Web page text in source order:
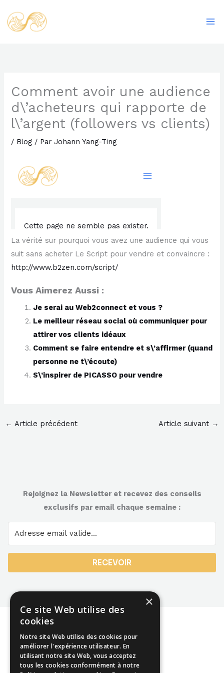
au
contenu
Comment avoir une audience
d\’acheteurs qui rapporte de
l\’argent (followers vs clients)
/ Blog / ParJohann Yang-Ting
La vérité sur pourquoi vous avez une audience qui vous
suit sans acheter Le Script pour vendre et convaincre :
http://www.b2zen.com/script/
Vous Aimerez Aussi :
Je serai au Web2connect et vous ?
Le meilleur réseau social où communiquer pour
attirer vos clients idéaux
Comment se faire entendre et s\’affirmer (quand
personne ne t\’écoute)
S\’inspirer de PICASSO pour vendre
← Article précédent Article suivant →
Rejoignez la Newsletter et recevez des conseils
exclusifs par email chaque semaine :
RECEVOIR
Mentions légales
×
Ce site Web utilise des
cookies
Notre site Web utilise des cookies pour
améliorer l'expérience utilisateur. En
utilisant notre site Web, vous acceptez
tous les cookies conformément à notre